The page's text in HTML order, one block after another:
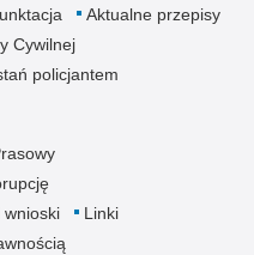
Aktualne przepisy
Cywilnej
policjantem
wnioski
Linki